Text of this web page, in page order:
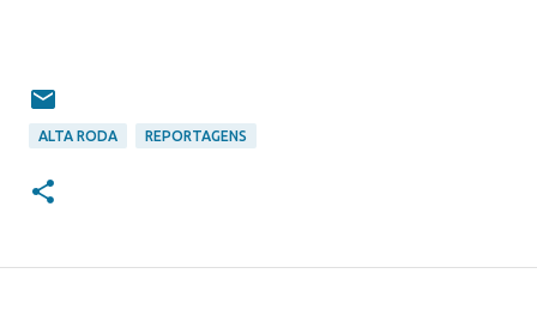
ALTA RODA REPORTAGENS